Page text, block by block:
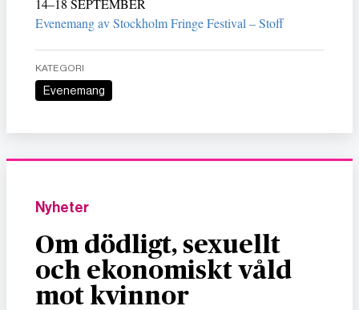
14–18 SEPTEMBER
Evenemang av Stockholm Fringe Festival – Stoff
KATEGORI
Evenemang
Nyheter
Om dödligt, sexuellt
och ekonomiskt våld
mot kvinnor